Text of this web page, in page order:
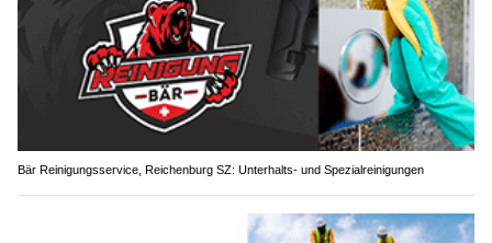
Bär Reinigungsservice, Reichenburg SZ: Unterhalts- und Spezialreinigungen